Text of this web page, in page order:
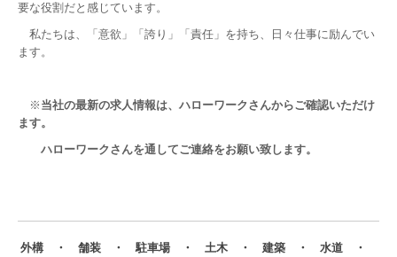
採用情報
要な役割だと感じています。
私たちは、「意欲」「誇り」「責任」を持ち、日々仕事に励んでい
ます。
※ 当社の最新の求人情報は、ハローワークさんからご確認いただけ
ます。
ハローワークさんを通してご連絡をお願い致します。
外構 ・ 舗装 ・ 駐車場 ・ 土木 ・ 建築 ・ 水道 ・